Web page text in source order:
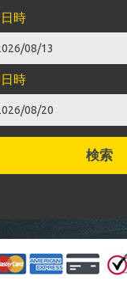
時
時
検索